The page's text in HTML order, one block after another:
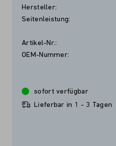
Hersteller:
Seitenleistung:
Artikel-Nr.:
OEM-Nummer:
sofort verfügbar
Lieferbar in 1 - 3 Tagen